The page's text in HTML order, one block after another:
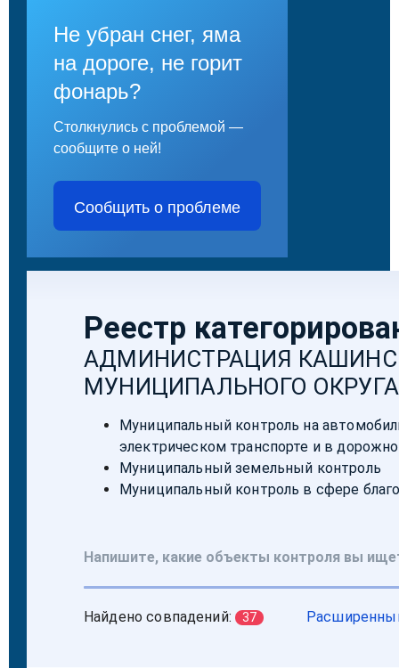
Не убран снег, яма
на дороге, не горит
фонарь?
Столкнулись с проблемой —
сообщите о ней!
Сообщить о проблеме